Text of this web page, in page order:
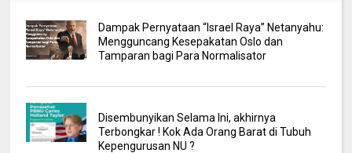
Dampak Pernyataan “Israel Raya” Netanyahu:
Mengguncang Kesepakatan Oslo dan
Tamparan bagi Para Normalisator
Disembunyikan Selama Ini, akhirnya
Terbongkar ! Kok Ada Orang Barat di Tubuh
Kepengurusan NU ?